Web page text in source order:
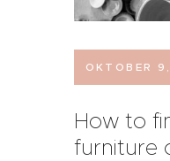
OKTOBER
How to
furniture